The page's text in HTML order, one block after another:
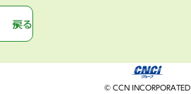
戻る
© CCN INCORPORATED